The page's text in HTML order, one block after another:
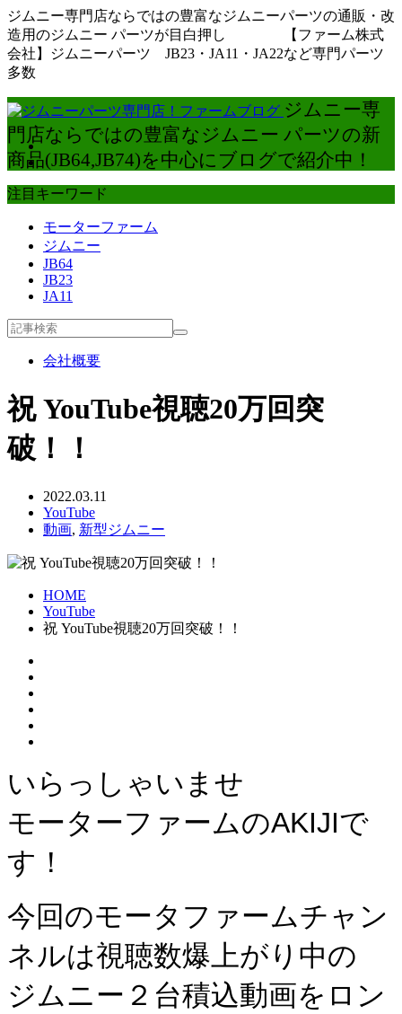
ジムニー専門店ならではの豊富なジムニーパーツの通販・改
造用のジムニー パーツが目白押し 【ファーム株式
会社】ジムニーパーツ JB23・JA11・JA22など専門パーツ
多数
ジムニー専
門店ならではの豊富なジムニー パーツの新
商品(JB64,JB74)を中心にブログで紹介中！
注目キーワード
モーターファーム
ジムニー
JB64
JB23
JA11
会社概要
祝 YouTube視聴20万回突
破！！
2022.03.11
YouTube
動画, 新型ジムニー
HOME
YouTube
祝 YouTube視聴20万回突破！！
いらっしゃいませ
モーターファームのAKIJIで
す！
今回のモータファームチャン
ネルは視聴数爆上がり中の
ジムニー２台積込動画をロン